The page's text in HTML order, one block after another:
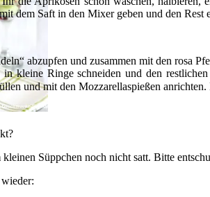
dem Saft in den Mixer geben und den
abzupfen und zusammen mit den rosa
kleine Ringe schneiden und den
und mit den Mozzarellaspießen
Süppchen noch nicht satt. Bitte